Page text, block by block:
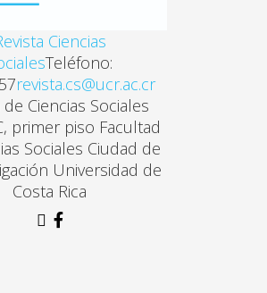
Ciencias
Teléfono:
revista.cs@ucr.ac.cr
de Ciencias Sociales
primer piso Facultad
Sociales Ciudad de
Universidad de
Costa Rica